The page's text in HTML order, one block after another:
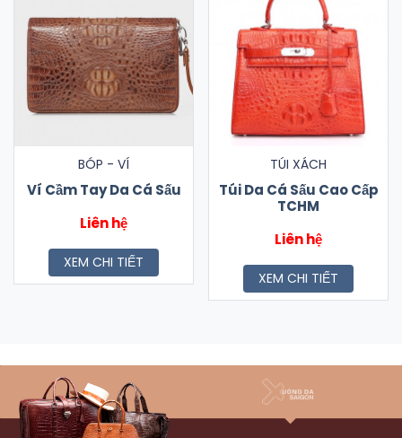
BÓP - VÍ
Ví Cầm Tay Da Cá Sấu
Liên hệ
XEM CHI TIẾT
TÚI XÁCH
Túi Da Cá Sấu Cao Cấp
TCHM
Liên hệ
XEM CHI TIẾT